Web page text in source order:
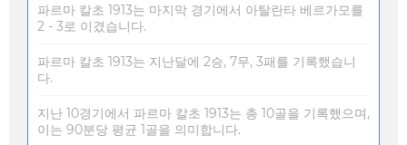
파르마 칼초 1913는 마지막 경기에서 아탈란타 베르가모를
2 - 3로 이겼습니다.
파르마 칼초 1913는 지난달에 2승, 7무, 3패를 기록했습니
다.
지난 10경기에서 파르마 칼초 1913는 총 10골을 기록했으며,
이는 90분당 평균 1골을 의미합니다.